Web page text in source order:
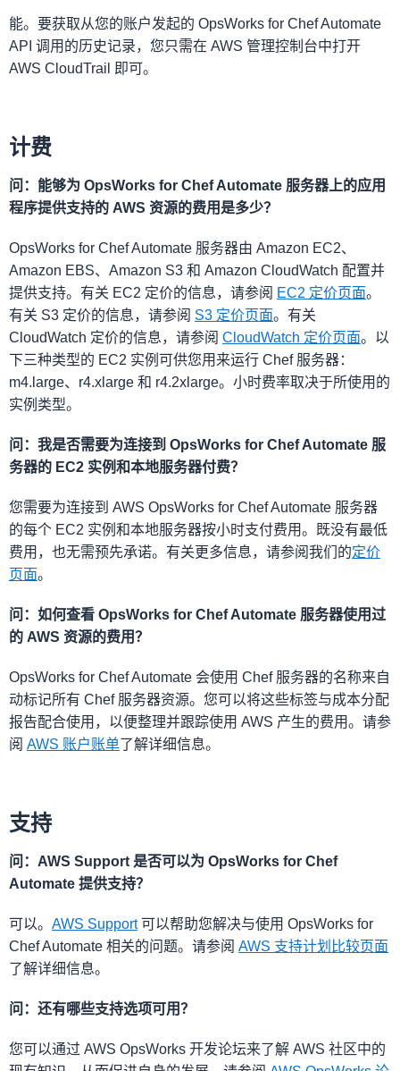
能。要获取从您的账户发起的 OpsWorks for Chef Automate
API 调用的历史记录，您只需在 AWS 管理控制台中打开
AWS CloudTrail 即可。
计费
问：能够为 OpsWorks for Chef Automate 服务器上的应用
程序提供支持的 AWS 资源的费用是多少？
OpsWorks for Chef Automate 服务器由 Amazon EC2、
Amazon EBS、Amazon S3 和 Amazon CloudWatch 配置并
提供支持。有关 EC2 定价的信息，请参阅 EC2 定价页面。
有关 S3 定价的信息，请参阅 S3 定价页面。有关
CloudWatch 定价的信息，请参阅 CloudWatch 定价页面。以
下三种类型的 EC2 实例可供您用来运行 Chef 服务器：
m4.large、r4.xlarge 和 r4.2xlarge。小时费率取决于所使用的
实例类型。
问：我是否需要为连接到 OpsWorks for Chef Automate 服
务器的 EC2 实例和本地服务器付费？
您需要为连接到 AWS OpsWorks for Chef Automate 服务器
的每个 EC2 实例和本地服务器按小时支付费用。既没有最低
费用，也无需预先承诺。有关更多信息，请参阅我们的定价
页面。
问：如何查看 OpsWorks for Chef Automate 服务器使用过
的 AWS 资源的费用？
OpsWorks for Chef Automate 会使用 Chef 服务器的名称来自
动标记所有 Chef 服务器资源。您可以将这些标签与成本分配
报告配合使用，以便整理并跟踪使用 AWS 产生的费用。请参
阅 AWS 账户账单了解详细信息。
支持
问：AWS Support 是否可以为 OpsWorks for Chef
Automate 提供支持？
可以。 AWS Support可以帮助您解决与使用 OpsWorks for
Chef Automate 相关的问题。请参阅 AWS 支持计划比较页面
了解详细信息。
问：还有哪些支持选项可用？
您可以通过 AWS OpsWorks 开发论坛来了解 AWS 社区中的